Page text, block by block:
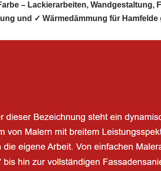
– Lackierarbeiten,
und ✓ Wärmedämmung für